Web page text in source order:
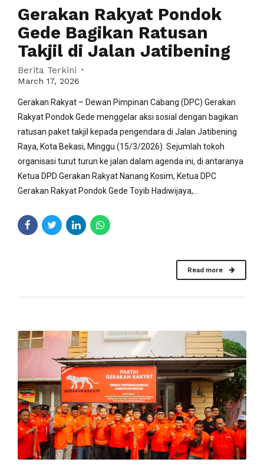
Gerakan Rakyat Pondok
Gede Bagikan Ratusan
Takjil di Jalan Jatibening
Berita Terkini
March 17, 2026
Gerakan Rakyat – Dewan Pimpinan Cabang (DPC) Gerakan
Rakyat Pondok Gede menggelar aksi sosial dengan bagikan
ratusan paket takjil kepada pengendara di Jalan Jatibening
Raya, Kota Bekasi, Minggu (15/3/2026). Sejumlah tokoh
organisasi turut turun ke jalan dalam agenda ini, di antaranya
Ketua DPD Gerakan Rakyat Nanang Kosim, Ketua DPC
Gerakan Rakyat Pondok Gede Toyib Hadiwijaya,...
Read more